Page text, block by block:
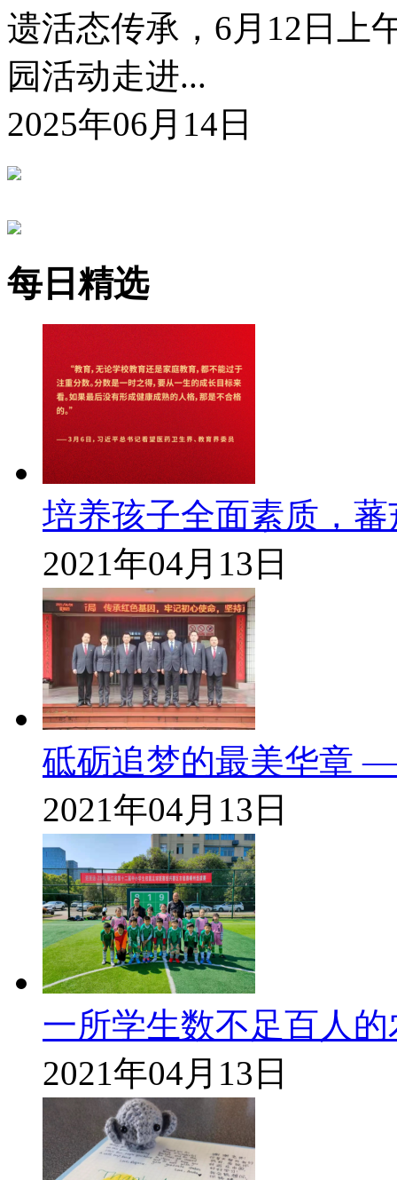
遗活态传承，6月12日上
园活动走进...
2025年06月14日
每日精选
培养孩子全面素质，
2021年04月13日
砥砺追梦的最美华章
2021年04月13日
一所学生数不足百人
2021年04月13日